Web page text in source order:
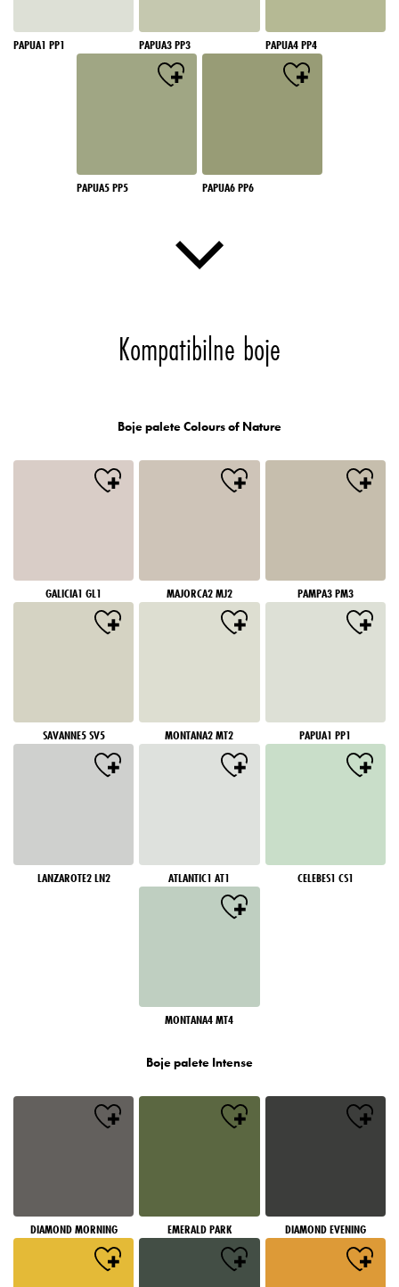
PAPUA1 PP1 PAPUA3 PP3 PAPUA4 PP4
PAPUA5 PP5 PAPUA6 PP6
Kompatibilne boje
Boje palete Colours of Nature
GALICIA1 GL1 MAJORCA2 MJ2 PAMPA3 PM3
SAVANNE5 SV5 MONTANA2 MT2 PAPUA1 PP1
LANZAROTE2 LN2 ATLANTIC1 AT1 CELEBES1 CS1
MONTANA4 MT4
Boje palete Intense
DIAMOND MORNING EMERALD PARK DIAMOND EVENING